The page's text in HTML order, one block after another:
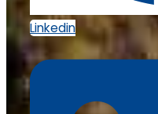
Linkedin